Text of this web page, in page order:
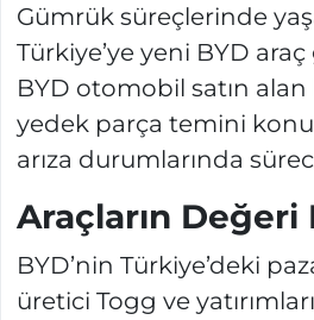
Gümrük süreçlerinde
Türkiye’ye yeni BYD
BYD otomobil satın alan
yedek parça temini
arıza durumlarında
Araçların Değeri
BYD’nin Türkiye’deki
üretici Togg ve